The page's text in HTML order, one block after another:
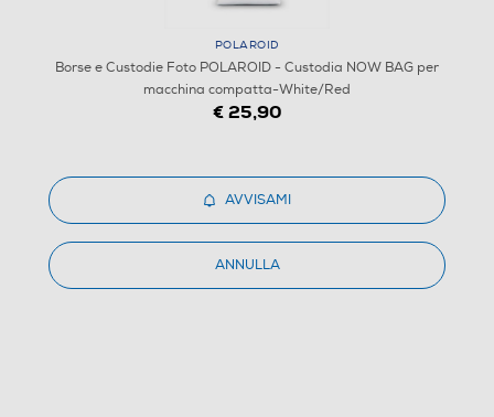
1/4
Dettagli Prodotto Confronta
POLAROID
Borse e Custodie Foto POLAROID - Custodia NOW BAG per
macchina compatta-White/Red
€ 25,90
AVVISAMI
ANNULLA